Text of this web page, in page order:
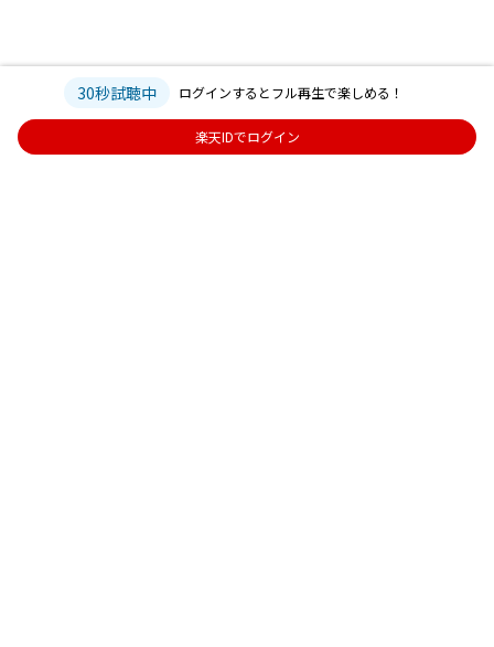
30秒試聴中 ログインするとフル再生で楽しめる！
楽天IDでログイン